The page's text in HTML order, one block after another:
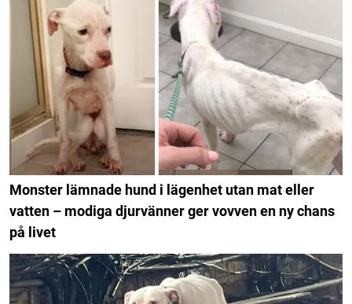
Monster lämnade hund i lägenhet utan mat eller
vatten – modiga djurvänner ger vovven en ny chans
på livet